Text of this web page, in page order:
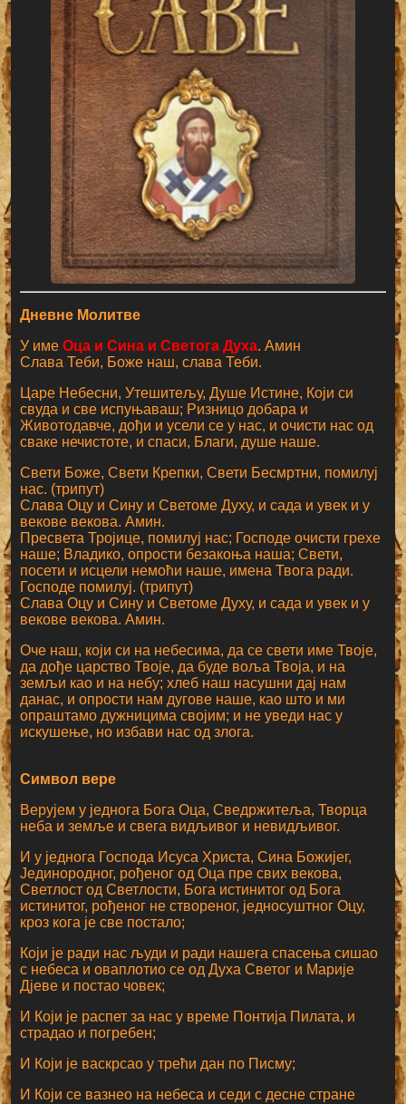
Дневне Молитве
У имеОца и Сина и Светога Духа. Амин
Слава Теби, Боже наш, слава Теби.
Царе Небесни, Утешитељу, Душе Истине, Који си
свуда и све испуњаваш; Ризницо добара и
Животодавче, дођи и усели се у нас, и очисти нас од
сваке нечистоте, и спаси, Благи, душе наше.
Свети Боже, Свети Крепки, Свети Бесмртни, помилуј
нас. (трипут)
Слава Оцу и Сину и Светоме Духу, и сада и увек и у
векове векова. Амин.
Пресвета Тројице, помилуј нас; Господе очисти грехе
наше; Владико, опрости безакоња наша; Свети,
посети и исцели немоћи наше, имена Твога ради.
Господе помилуј. (трипут)
Слава Оцу и Сину и Светоме Духу, и сада и увек и у
векове векова. Амин.
Оче наш, који си на небесима, да се свети име Твоје,
да дође царство Твоје, да буде воља Твоја, и на
земљи као и на небу; хлеб наш насушни дај нам
данас, и опрости нам дугове наше, као што и ми
опраштамо дужницима својим; и не уведи нас у
искушење, но избави нас од злога.
Символ вере
Верујем у једнога Бога Оца, Сведржитеља, Творца
неба и земље и свега видљивог и невидљивог.
И у једнога Господа Исуса Христа, Сина Божијег,
Јединородног, рођеног од Оца пре свих векова,
Светлост од Светлости, Бога истинитог од Бога
истинитог, рођеног не створеног, једносуштног Оцу,
кроз кога је све постало;
Који је ради нас људи и ради нашега спасења сишао
с небеса и оваплотио се од Духа Светог и Марије
Дјеве и постао човек;
И Који је распет за нас у време Понтија Пилата, и
страдао и погребен;
И Који је васкрсао у трећи дан по Писму;
И Који се вазнео на небеса и седи с десне стране